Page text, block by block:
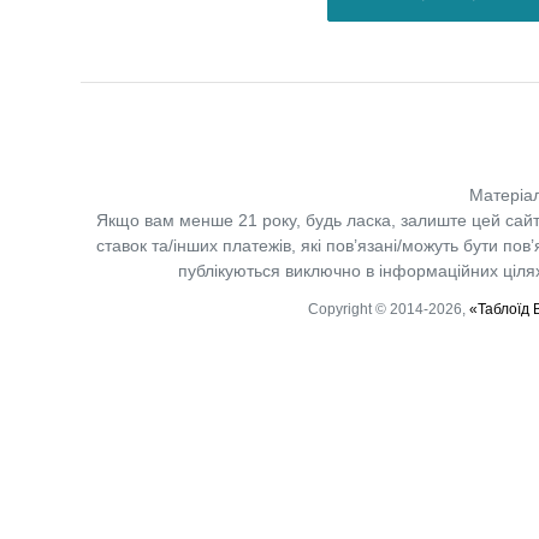
Якщо вам менше 21 року, будь ласка, залиште цей
ставок та/інших платежів, які пов’язані/можуть бути
публікуються виключно в інформаційних
Copyright © 2014-2026, «Таблоїд